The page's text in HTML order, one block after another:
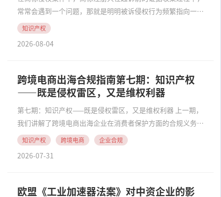
常常会遇到一个问题，那就是明明被诉侵权行为频繁指向一个
自然人，却因不能举证证明该自然人直接实施了商标侵权行
知识产权
2026-08-04
跨境电商出海合规指南第七期：知识产权
——既是侵权雷区，又是维权利器
第七期：知识产权——既是侵权雷区，又是维权利器 上一期，
我们讲解了跨境电商出海企业在消费者保护方面的合规义务，
完成了跨境电商出口企业在目的国主要合规义务的最后一块拼
知识产权 跨境电商 企业合规
2026-07-31
欧盟《工业加速器法案》对中资企业的影